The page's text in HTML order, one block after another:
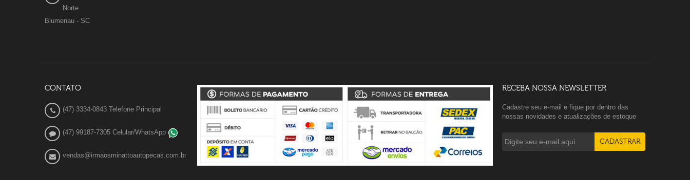
Norte
Blumenau - SC
CONTATO
(47) 3334-0843 Telefone Principal
(47) 99187-7305 Celular/WhatsApp
vendas@irmaosminattoautopecas.com.br
RECEBA NOSSA NEWSLETTER
Cadastre seu e-mail e fique por dentro das
nossas novidades e atualizações de estoque